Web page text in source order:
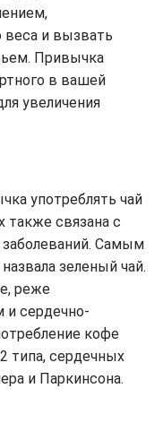
веса и вызвать
Привычка
в вашей
увеличения
употреблять чай
также связана с
Самым
зеленый чай.
реже
и сердечно-
кофе
типа, сердечных
и Паркинсона.